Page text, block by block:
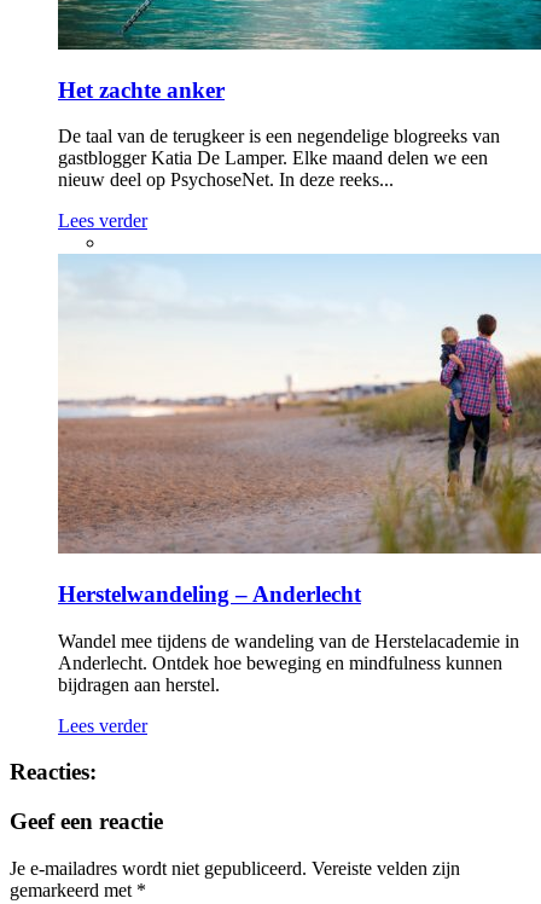
Het zachte anker
De taal van de terugkeer is een negendelige blogreeks van
gastblogger Katia De Lamper. Elke maand delen we een
nieuw deel op PsychoseNet. In deze reeks...
Lees verder
Herstelwandeling – Anderlecht
Wandel mee tijdens de wandeling van de Herstelacademie in
Anderlecht. Ontdek hoe beweging en mindfulness kunnen
bijdragen aan herstel.
Lees verder
Reacties:
Geef een reactie
Je e-mailadres wordt niet gepubliceerd. Vereiste velden zijn
gemarkeerd met *